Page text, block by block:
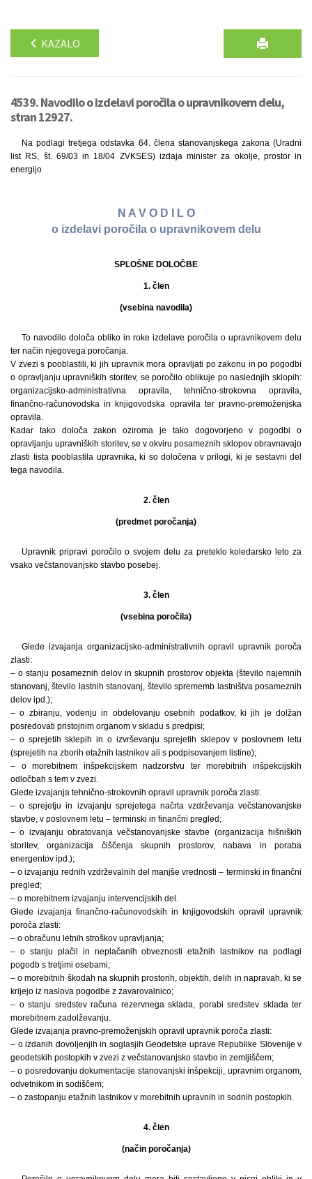
KAZALO
4539. Navodilo o izdelavi poročila o upravnikovem delu,
stran 12927.
Na podlagi tretjega odstavka 64. člena stanovanjskega zakona (Uradni
list RS, št. 69/03 in 18/04 ZVKSES) izdaja minister za okolje, prostor in
energijo
N A V O D I L O
o izdelavi poročila o upravnikovem delu
SPLOŠNE DOLOČBE
1. člen
(vsebina navodila)
To navodilo določa obliko in roke izdelave poročila o upravnikovem delu
ter način njegovega poročanja.
V zvezi s pooblastili, ki jih upravnik mora opravljati po zakonu in po pogodbi
o opravljanju upravniških storitev, se poročilo oblikuje po naslednjih sklopih:
organizacijsko-administrativna opravila, tehnično-strokovna opravila,
finančno-računovodska in knjigovodska opravila ter pravno-premoženjska
opravila.
Kadar tako določa zakon oziroma je tako dogovorjeno v pogodbi o
opravljanju upravniških storitev, se v okviru posameznih sklopov obravnavajo
zlasti tista pooblastila upravnika, ki so določena v prilogi, ki je sestavni del
tega navodila.
2. člen
(predmet poročanja)
Upravnik pripravi poročilo o svojem delu za preteklo koledarsko leto za
vsako večstanovanjsko stavbo posebej.
3. člen
(vsebina poročila)
Glede izvajanja organizacijsko-administrativnih opravil upravnik poroča
zlasti:
– o stanju posameznih delov in skupnih prostorov objekta (število najemnih
stanovanj, število lastnih stanovanj, število sprememb lastništva posameznih
delov ipd.);
– o zbiranju, vodenju in obdelovanju osebnih podatkov, ki jih je dolžan
posredovati pristojnim organom v skladu s predpisi;
– o sprejetih sklepih in o izvrševanju sprejetih sklepov v poslovnem letu
(sprejetih na zborih etažnih lastnikov ali s podpisovanjem listine);
– o morebitnem inšpekcijskem nadzorstvu ter morebitnih inšpekcijskih
odločbah s tem v zvezi.
Glede izvajanja tehnično-strokovnih opravil upravnik poroča zlasti:
– o sprejetju in izvajanju sprejetega načrta vzdrževanja večstanovanjske
stavbe, v poslovnem letu – terminski in finančni pregled;
– o izvajanju obratovanja večstanovanjske stavbe (organizacija hišniških
storitev, organizacija čiščenja skupnih prostorov, nabava in poraba
energentov ipd.);
– o izvajanju rednih vzdrževalnih del manjše vrednosti – terminski in finančni
pregled;
– o morebitnem izvajanju intervencijskih del.
Glede izvajanja finančno-računovodskih in knjigovodskih opravil upravnik
poroča zlasti:
– o obračunu letnih stroškov upravljanja;
– o stanju plačil in neplačanih obveznosti etažnih lastnikov na podlagi
pogodb s tretjimi osebami;
– o morebitnih škodah na skupnih prostorih, objektih, delih in napravah, ki se
krijejo iz naslova pogodbe z zavarovalnico;
– o stanju sredstev računa rezervnega sklada, porabi sredstev sklada ter
morebitnem zadolževanju.
Glede izvajanja pravno-premoženjskih opravil upravnik poroča zlasti:
– o izdanih dovoljenjih in soglasjih Geodetske uprave Republike Slovenije v
geodetskih postopkih v zvezi z večstanovanjsko stavbo in zemljiščem;
– o posredovanju dokumentacije stanovanjski inšpekciji, upravnim organom,
odvetnikom in sodiščem;
– o zastopanju etažnih lastnikov v morebitnih upravnih in sodnih postopkih.
4. člen
(način poročanja)